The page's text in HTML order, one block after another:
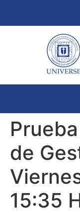
de
15:35